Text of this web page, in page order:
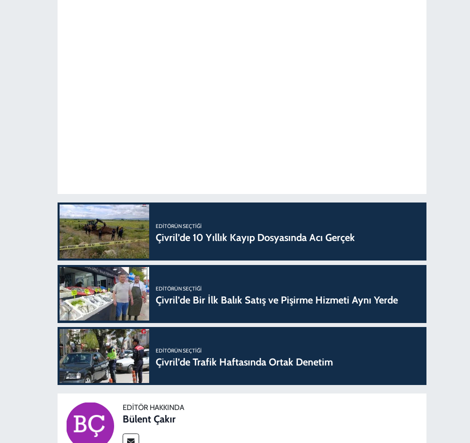
EDITÖRÜN SEÇTIĞI
Çivril’de 10 Yıllık Kayıp Dosyasında Acı Gerçek
EDITÖRÜN SEÇTIĞI
Çivril’de Bir İlk Balık Satış ve Pişirme Hizmeti Aynı Yerde
EDITÖRÜN SEÇTIĞI
Çivril’de Trafik Haftasında Ortak Denetim
EDITÖR HAKKINDA
Bülent Çakır